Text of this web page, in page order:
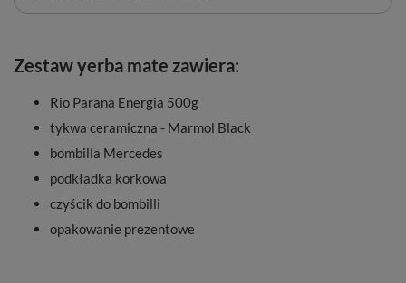
Zestaw yerba mate zawiera:
Rio Parana Energia 500g
tykwa ceramiczna - Marmol Black
bombilla Mercedes
podkładka korkowa
czyścik do bombilli
opakowanie prezentowe